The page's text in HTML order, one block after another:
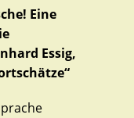
Eine
Essig,